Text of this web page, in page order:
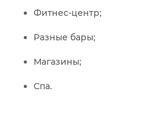
Фитнес-центр;
Разные бары;
Магазины;
Спа.